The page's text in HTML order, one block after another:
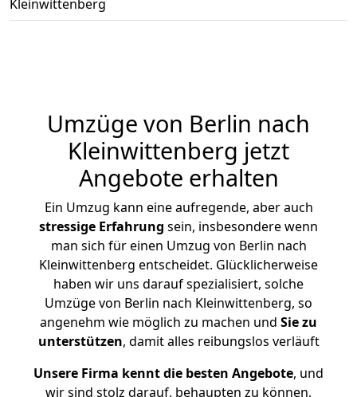
Kleinwittenberg
Umzüge von Berlin nach
Kleinwittenberg jetzt
Angebote erhalten
Ein Umzug kann eine aufregende, aber auch
stressige Erfahrung sein, insbesondere wenn
man sich für einen Umzug von Berlin nach
Kleinwittenberg entscheidet. Glücklicherweise
haben wir uns darauf spezialisiert, solche
Umzüge von Berlin nach Kleinwittenberg, so
angenehm wie möglich zu machen und Sie zu
unterstützen, damit alles reibungslos verläuft
Unsere Firma kennt die besten Angebote, und
wir sind stolz darauf, behaupten zu können,